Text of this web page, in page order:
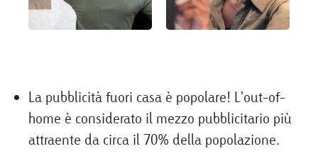
La pubblicità fuori casa è popolare! L'out-of-
home è considerato il mezzo pubblicitario più
attraente da circa il 70% della popolazione.